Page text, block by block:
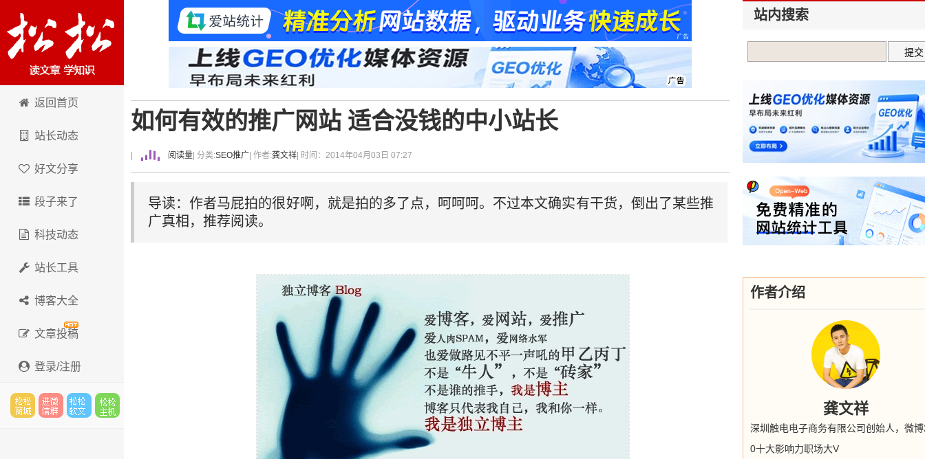
卢松松博客
返回首页
站长动态
好文分享
段子来了
科技动态
站长工具
博客大全
文章投稿
登录/注册
如何有效的推广网站 适合没钱的中小站长
阅读量 | 分类:SEO推广 | 作者:龚文祥 | 时间：2014年04月03日 07:27
导读：作者马屁拍的很好啊，就是拍的多了点，呵呵呵。不过本文确实有干货，倒出了某些推
广真相，推荐阅读。
站内搜索
作者介绍
龚文祥
深圳触电电子商务有限公司创始人，微
0十大影响力职场大V